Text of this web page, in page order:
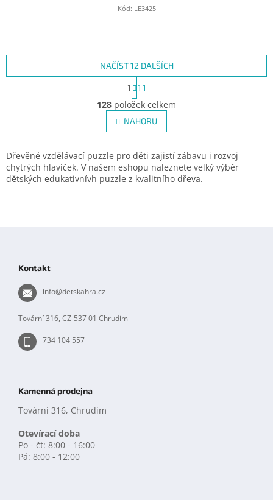
Kód: LE3425
O
v
l
á
a
c
í
NAČÍST 12 DALŠÍCH
S
t
r
á
n
k
v
á
n
í
1
11
128 položek celkem
NAHORU
Dřevěné vzdělávací puzzle pro děti zajistí zábavu i rozvoj
chytrých hlaviček. V našem eshopu naleznete velký výběr
dětských edukativnívh puzzle z kvalitního dřeva.
Kontakt
info@detskahra.cz
Tovární 316, CZ-537 01 Chrudim
734 104 557
Kamenná prodejna
Tovární 316, Chrudim
Otevírací doba
Po - čt: 8:00 - 16:00
Pá: 8:00 - 12:00